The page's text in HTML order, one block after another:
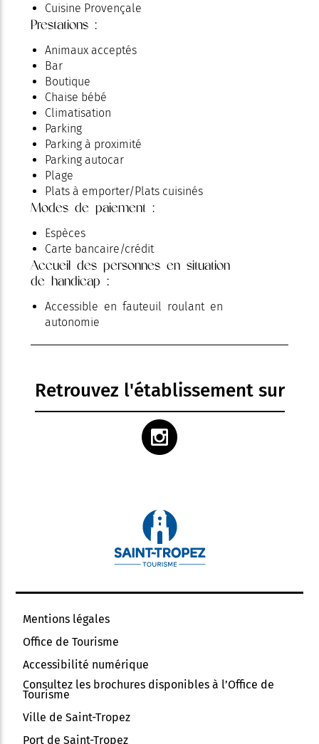
Cuisine Provençale
Prestations :
Animaux acceptés
Bar
Boutique
Chaise bébé
Climatisation
Parking
Parking à proximité
Parking autocar
Plage
Plats à emporter/Plats cuisinés
Restauration
Modes de paiement :
Espèces
Carte bancaire/crédit
Accueil des personnes en situation
de handicap :
Accessible en fauteuil roulant en
autonomie
Retrouvez l'établissement sur
Mentions légales
Office de Tourisme
Accessibilité numérique
Consultez les brochures disponibles à l’Office de
Tourisme
Ville de Saint-Tropez
Port de Saint-Tropez